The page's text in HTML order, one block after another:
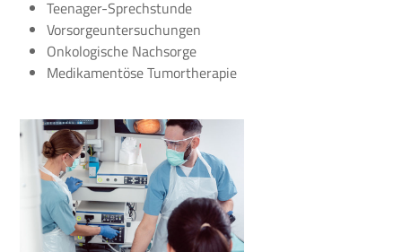
Teenager-Sprechstunde
Vorsorgeuntersuchungen
Onkologische Nachsorge
Medikamentöse Tumortherapie